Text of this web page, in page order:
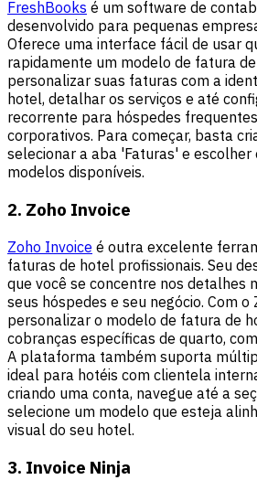
FreshBooks é um software de
desenvolvido para pequenas
Oferece uma interface fácil de usar
rapidamente um modelo de fatura
personalizar suas faturas com a
hotel, detalhar os serviços e até
recorrente para hóspedes
corporativos. Para começar, basta
selecionar a aba 'Faturas' e escolher
modelos disponíveis.
2. Zoho Invoice
Zoho Invoice é outra excelente
faturas de hotel profissionais. Seu
que você se concentre nos detalhes
seus hóspedes e seu negócio. Com o
personalizar o modelo de fatura de
cobranças específicas de quarto,
A plataforma também suporta
ideal para hotéis com clientela
criando uma conta, navegue até a
selecione um modelo que esteja
visual do seu hotel.
3. Invoice Ninja